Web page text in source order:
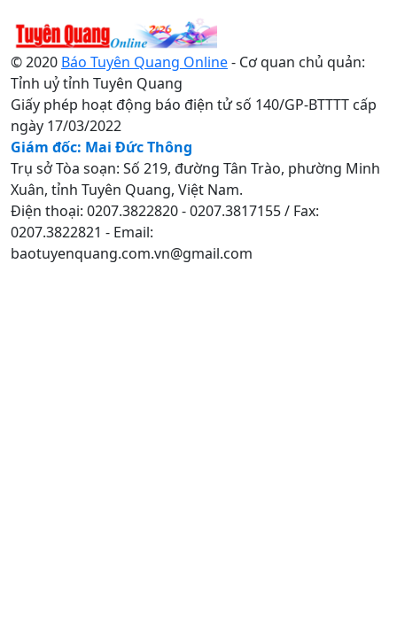
© 2020 Báo Tuyên Quang Online- Cơ quan chủ quản:
Tỉnh uỷ tỉnh Tuyên Quang
Giấy phép hoạt động báo điện tử số 140/GP-BTTTT cấp
ngày 17/03/2022
Giám đốc: Mai Đức Thông
Trụ sở Tòa soạn: Số 219, đường Tân Trào, phường Minh
Xuân, tỉnh Tuyên Quang, Việt Nam.
Điện thoại: 0207.3822820 - 0207.3817155 / Fax:
0207.3822821 - Email:
baotuyenquang.com.vn@gmail.com